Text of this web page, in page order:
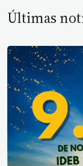
Últimas